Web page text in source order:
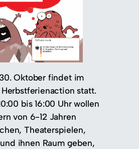
Oktober findet im
statt.
bis 16:00 Uhr wollen
von 6-12 Jahren
Theaterspielen,
ihnen Raum geben,